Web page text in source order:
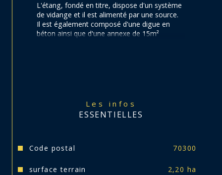
Les infos
ESSENTIELLES
Caractéristiques Valeurs
Code postal 70300
surface terrain 2,20 ha
L'étang, fondé en titre, dispose d'un système
de vidange et il est alimenté par une source.
Il est également composé d'une digue en
béton ainsi que d'une annexe de 15m²